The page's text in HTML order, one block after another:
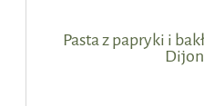
Pasta z papryki i